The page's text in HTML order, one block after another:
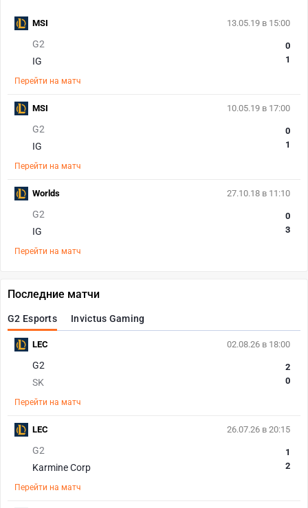
13.05.19 в 15:00
G2
IG
0
1
Перейти на матч
MSI
10.05.19 в 17:00
G2
IG
0
1
Перейти на матч
MSI
27.10.18 в 11:10
G2
IG
0
3
Перейти на матч
Worlds
Последние матчи
G2 Esports Invictus Gaming
02.08.26 в 18:00
G2
SK
2
0
Перейти на матч
LEC
26.07.26 в 20:15
G2
Karmine Corp
1
2
Перейти на матч
LEC